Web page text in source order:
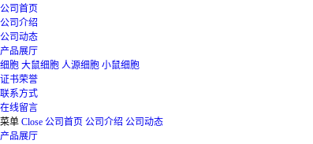
公司首页
公司介绍
公司动态
产品展厅
细胞 大鼠细胞 人源细胞 小鼠细胞
证书荣誉
联系方式
在线留言
菜单 Close 公司首页 公司介绍 公司动态
产品展厅